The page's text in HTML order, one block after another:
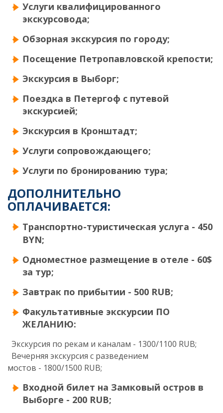
Услуги квалифицированного
экскурсовода;
Обзорная экскурсия по городу;
Посещение Петропавловской крепости;
Экскурсия в Выборг;
Поездка в Петергоф с путевой
экскурсией;
Экскурсия в Кронштадт;
Услуги сопровождающего;
Услуги по бронированию тура;
ДОПОЛНИТЕЛЬНО
ОПЛАЧИВАЕТСЯ:
Транспортно-туристическая услуга - 450
BYN;
Одноместное размещение в отеле - 60$
за тур;
Завтрак по прибытии - 500 RUB;
Факультативные экскурсии ПО
ЖЕЛАНИЮ:
Экскурсия по рекам и каналам - 1300/1100 RUB;
Вечерняя экскурсия с разведением
мостов - 1800/1500 RUB;
Входной билет на Замковый остров в
Выборге - 200 RUB;